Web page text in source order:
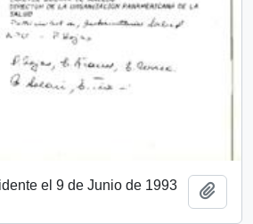
el 9 de Junio de 1993